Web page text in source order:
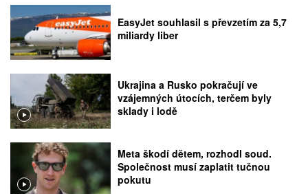
EasyJet souhlasil s převzetím za 5,7
miliardy liber
Ukrajina a Rusko pokračují ve
vzájemných útocích, terčem byly
sklady i lodě
Meta škodí dětem, rozhodl soud.
Společnost musí zaplatit tučnou
pokutu